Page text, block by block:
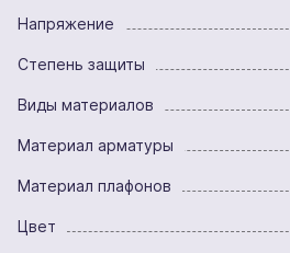
Напряжение
Степень защиты
Виды материалов
Материал арматуры
Материал плафонов
Цвет